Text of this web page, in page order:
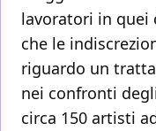
lavoratori in quei
che le
riguardo un
nei confronti
circa 150 artisti